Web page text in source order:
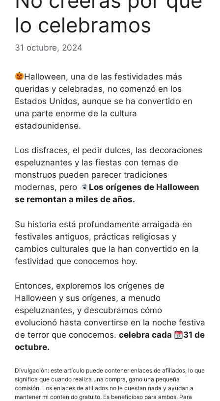
lo celebramos
31 octubre, 2024
Halloween, una de las festividades más
queridas y celebradas, no comenzó en los
Estados Unidos, aunque se ha convertido en
una parte enorme de la cultura
estadounidense.
Los disfraces, el pedir dulces, las decoraciones
espeluznantes y las fiestas con temas de
monstruos pueden parecer tradiciones
modernas, pero
Los orígenes de Halloween
se remontan a miles de años.
Su historia está profundamente arraigada en
festivales antiguos, prácticas religiosas y
cambios culturales que la han convertido en la
festividad que conocemos hoy.
Entonces, exploremos los orígenes de
Halloween y sus orígenes, a menudo
espeluznantes, y descubramos cómo
evolucionó hasta convertirse en la noche festiva
de terror que conocemos. celebra cada
31 de
octubre.
Divulgación: este artículo puede contener enlaces de afiliados, lo que
significa que cuando realiza una compra, gano una pequeña
comisión. Los enlaces de afiliados no le cuestan nada y ayudan a
mantener mi contenido gratuito. Es beneficioso para ambos. Para